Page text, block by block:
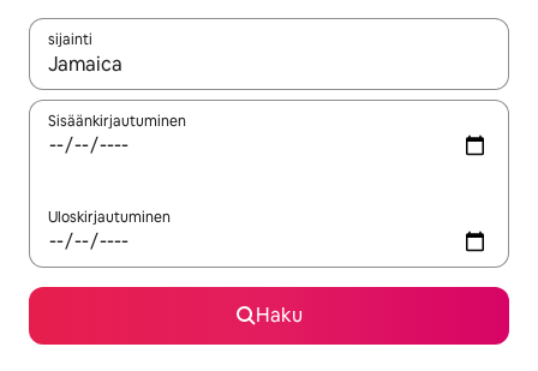
sijainti
Kun tulokset ovat saatavilla, navigoi ylös- ja alas-
Sisäänkirjautuminen
Uloskirjautuminen
Haku